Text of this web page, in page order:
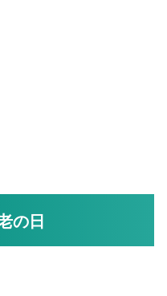
の日